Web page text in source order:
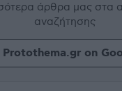
άρθρα μας στα
αναζήτησης
on